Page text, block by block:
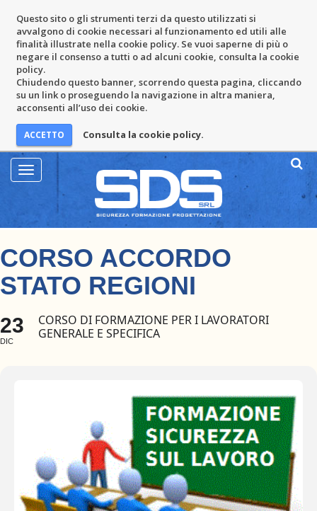
Questo sito o gli strumenti terzi da questo utilizzati si
avvalgono di cookie necessari al funzionamento ed utili alle
finalità illustrate nella cookie policy. Se vuoi saperne di più o
negare il consenso a tutti o ad alcuni cookie, consulta la cookie
policy.
Chiudendo questo banner, scorrendo questa pagina, cliccando
su un link o proseguendo la navigazione in altra maniera,
acconsenti all’uso dei cookie.
Consulta la cookie policy.
Mostra
Menu
CORSO ACCORDO
STATO REGIONI
23
DIC
CORSO DI FORMAZIONE PER I LAVORATORI
GENERALE E SPECIFICA